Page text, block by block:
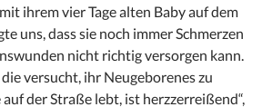
ihrem vier Tage alten Baby auf dem
uns, dass sie noch immer Schmerzen
nicht richtig versorgen kann.
versucht, ihr Neugeborenes zu
der Straße lebt, ist herzzerreißend“,